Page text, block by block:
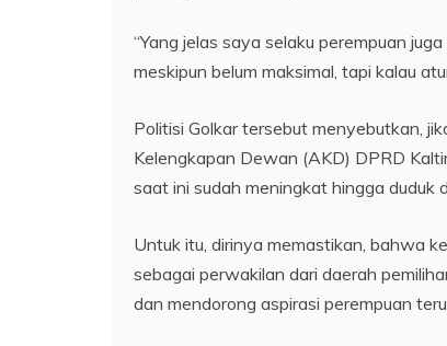
“Yang jelas saya selaku perempuan
meskipun belum maksimal, tapi kalau
Politisi Golkar tersebut menyebutkan,
Kelengkapan Dewan (AKD) DPRD
saat ini sudah meningkat hingga duduk
Untuk itu, dirinya memastikan, bahwa
sebagai perwakilan dari daerah
dan mendorong aspirasi perempuan